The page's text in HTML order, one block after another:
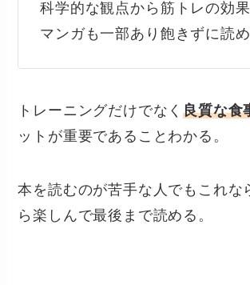
科学的な観点から筋トレの効
マンガも一部あり飽きずに読
トレーニングだけでなく良質な食
ットが重要であることわかる。
本を読むのが苦手な人でもこれな
ら楽しんで最後まで読める。